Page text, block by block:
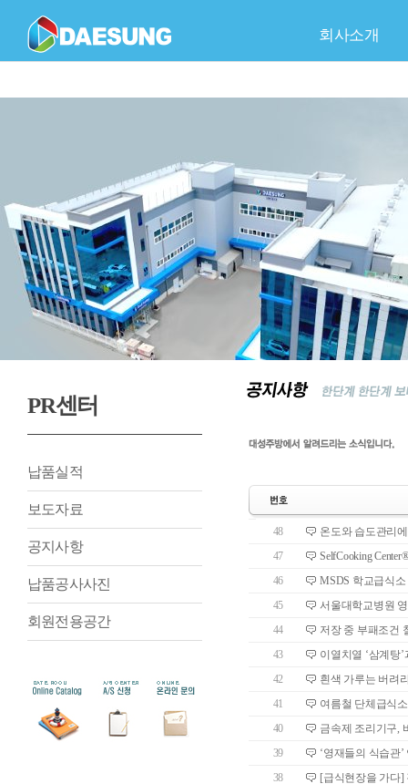
회사소개
회사개요
PR센터
납품실적
보도자료
공지사항
납품공사사진
회원전용공간
48
온도와 습도관리
47
SelfCooking
46
MSDS 학교급식
45
서울대학교병원
44
저장 중 부패조건
43
이열치열 ‘삼계탕’
42
흰색 가루는 버려
41
여름철 단체급식
40
금속제 조리기구,
39
‘영재들의 식습관
38
[급식현장을 가다